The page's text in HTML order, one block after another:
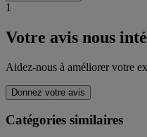
1
Votre avis nous
Aidez-nous à améliorer votre
Donnez votre avis
Catégories similaires